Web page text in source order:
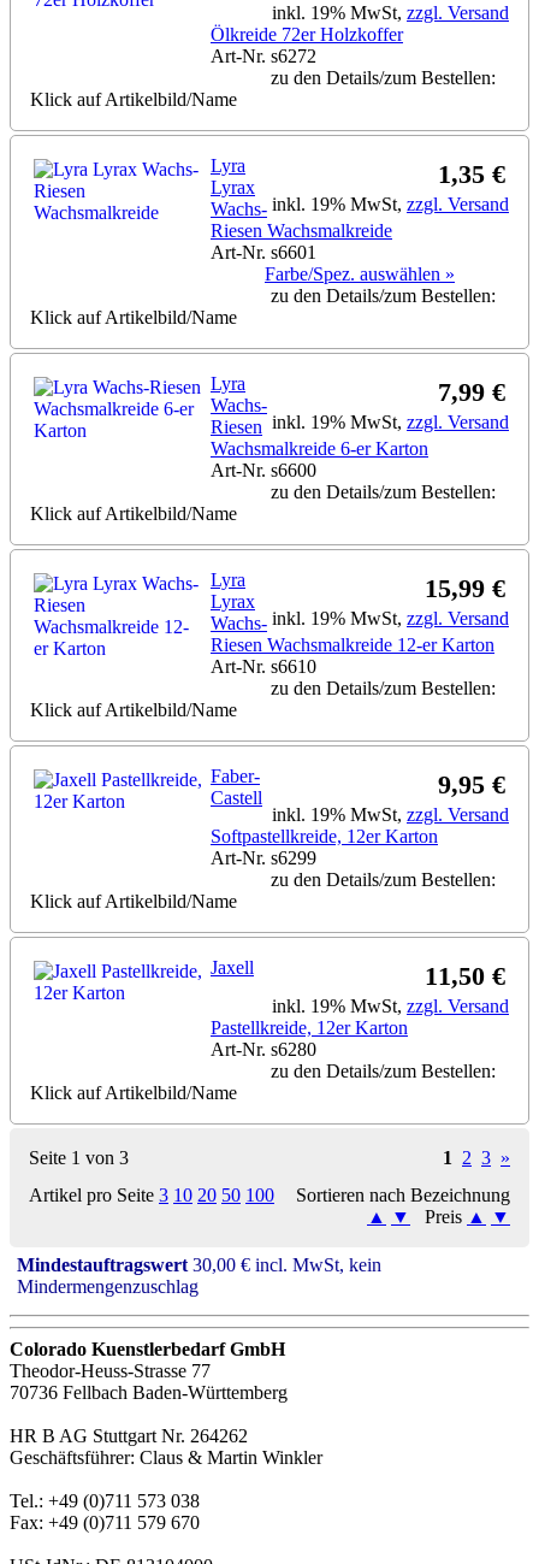
inkl. 19% MwSt, zzgl. Versand
Ölkreide 72er Holzkoffer
Art-Nr. s6272
zu den Details/zum Bestellen:
Klick auf Artikelbild/Name
1,35 €
inkl. 19% MwSt, zzgl. Versand
Lyra
Lyrax
Wachs-
Riesen Wachsmalkreide
Art-Nr. s6601
Farbe/Spez. auswählen »
zu den Details/zum Bestellen:
Klick auf Artikelbild/Name
7,99 €
inkl. 19% MwSt, zzgl. Versand
Lyra
Wachs-
Riesen
Wachsmalkreide 6-er Karton
Art-Nr. s6600
zu den Details/zum Bestellen:
Klick auf Artikelbild/Name
15,99 €
inkl. 19% MwSt, zzgl. Versand
Lyra
Lyrax
Wachs-
Riesen Wachsmalkreide 12-er Karton
Art-Nr. s6610
zu den Details/zum Bestellen:
Klick auf Artikelbild/Name
9,95 €
inkl. 19% MwSt, zzgl. Versand
Faber-
Castell
Softpastellkreide, 12er Karton
Art-Nr. s6299
zu den Details/zum Bestellen:
Klick auf Artikelbild/Name
11,50 €
inkl. 19% MwSt, zzgl. Versand
Jaxell
Pastellkreide, 12er Karton
Art-Nr. s6280
zu den Details/zum Bestellen:
Klick auf Artikelbild/Name
Seite 1 von 3 1 2 3 »
Artikel pro Seite 3 10 20 50 100
Sortieren nach Bezeichnung
▲
▼ Preis ▲ ▼
Mindestauftragswert 30,00 € incl. MwSt, kein
Mindermengenzuschlag
Colorado Kuenstlerbedarf GmbH
Theodor-Heuss-Strasse 77
70736 Fellbach Baden-Württemberg
HR B AG Stuttgart Nr. 264262
Geschäftsführer: Claus & Martin Winkler
Tel.: +49 (0)711 573 038
Fax: +49 (0)711 579 670